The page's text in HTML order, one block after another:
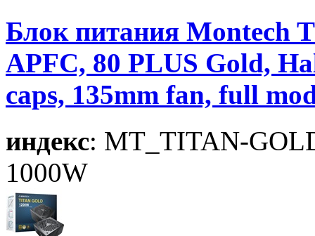
Блок питания Montech
APFC, 80 PLUS Gold,
caps, 135mm fan, full
индекс: MT_TITAN-
1000W